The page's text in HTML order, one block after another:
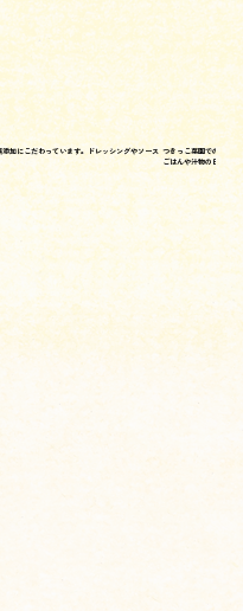
加にこだわっています。ドレッシングやソース つきっこ菜園での「植
ごはんや汁物の日も設